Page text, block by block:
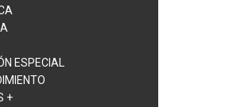
ESPECIAL
+